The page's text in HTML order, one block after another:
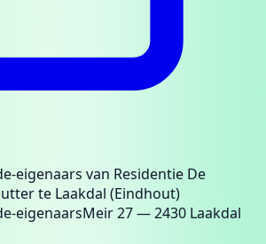
eigenaars van Residentie De
te Laakdal (Eindhout)
eigenaarsMeir 27— 2430 Laakdal